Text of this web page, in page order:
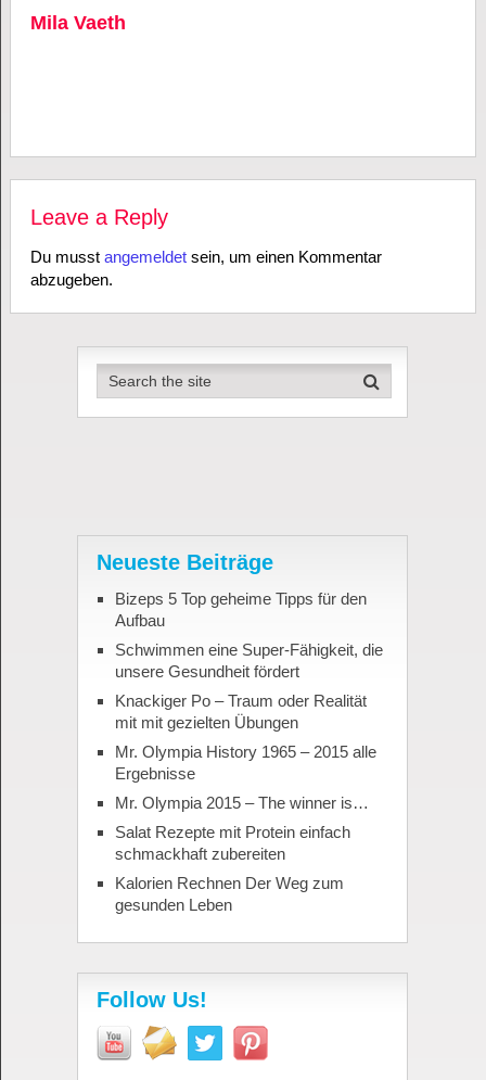
Mila Vaeth
Leave a Reply
Du musst angemeldetsein, um einen Kommentar
abzugeben.
Neueste Beiträge
Bizeps 5 Top geheime Tipps für den
Aufbau
Schwimmen eine Super-Fähigkeit, die
unsere Gesundheit fördert
Knackiger Po – Traum oder Realität
mit mit gezielten Übungen
Mr. Olympia History 1965 – 2015 alle
Ergebnisse
Mr. Olympia 2015 – The winner is…
Salat Rezepte mit Protein einfach
schmackhaft zubereiten
Kalorien Rechnen Der Weg zum
gesunden Leben
Follow Us!